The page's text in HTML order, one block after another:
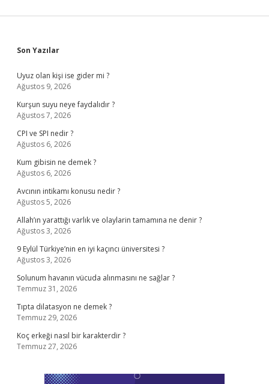
Sidebar
Son Yazılar
Uyuz olan kişi ise gider mi ?
Ağustos 9, 2026
Kurşun suyu neye faydalıdır ?
Ağustos 7, 2026
CPI ve SPI nedir ?
Ağustos 6, 2026
Kum gibisin ne demek ?
Ağustos 6, 2026
Avcının intikamı konusu nedir ?
Ağustos 5, 2026
Allah’ın yarattığı varlık ve olaylarin tamamına ne denir ?
Ağustos 3, 2026
9 Eylül Türkiye’nin en iyi kaçıncı üniversitesi ?
Ağustos 3, 2026
Solunum havanın vücuda alınmasını ne sağlar ?
Temmuz 31, 2026
Tıpta dilatasyon ne demek ?
Temmuz 29, 2026
Koç erkeği nasıl bir karakterdir ?
Temmuz 27, 2026